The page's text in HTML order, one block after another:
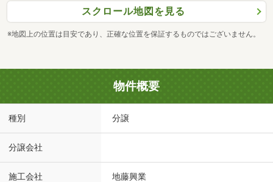
スクロール地図を見る
※地図上の位置は目安であり、正確な位置を保証するものではございません。
物件概要
種別 分譲
分譲会社
施工会社 地藤興業